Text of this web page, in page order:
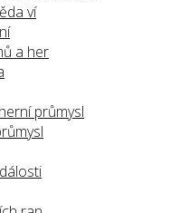
ví
a her
průmysl